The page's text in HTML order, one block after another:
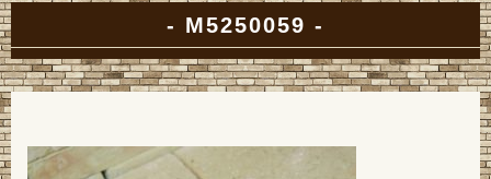
M5250059